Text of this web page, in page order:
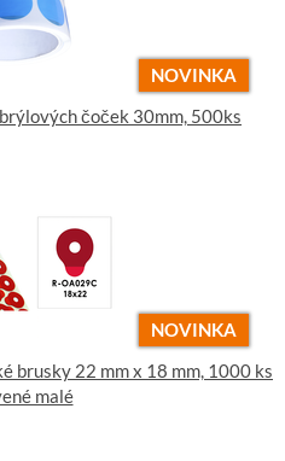
NOVINKA
čoček 30mm, 500ks
NOVINKA
brusky 22 mm x 18 mm, 1000 ks
malé